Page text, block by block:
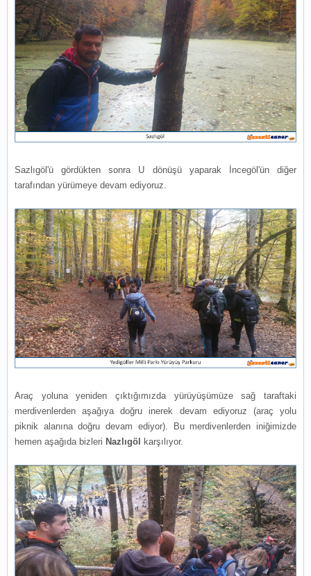
Sazlıgöl'ü gördükten sonra U dönüşü yaparak İncegöl'ün diğer
tarafından yürümeye devam ediyoruz.
Araç yoluna yeniden çıktığımızda yürüyüşümüze sağ taraftaki
merdivenlerden aşağıya doğru inerek devam ediyoruz (araç yolu
piknik alanına doğru devam ediyor). Bu merdivenlerden iniğimizde
hemen aşağıda bizleri Nazlıgöl karşılıyor.